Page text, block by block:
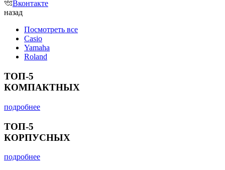
Вконтакте
назад
Посмотреть все
Casio
Yamaha
Roland
ТОП-5
КОМПАКТНЫХ
подробнее
ТОП-5
КОРПУСНЫХ
подробнее